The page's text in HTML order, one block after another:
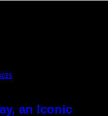
an Iconic